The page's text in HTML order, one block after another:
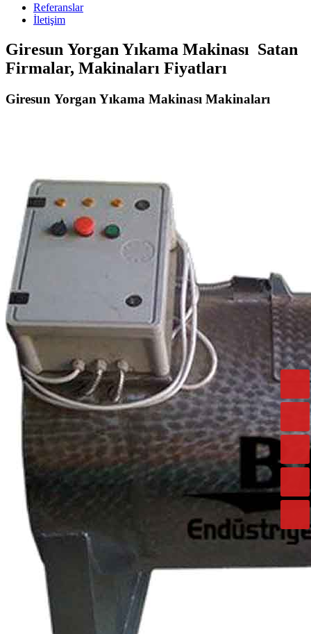
Referanslar
İletişim
Giresun Yorgan Yıkama Makinası Satan
Firmalar, Makinaları Fiyatları
Giresun Yorgan Yıkama Makinası Makinaları